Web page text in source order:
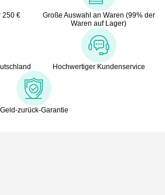
250 €
Große Auswahl an Waren (99% der
Waren auf Lager)
Hochwertiger Kundenservice
Geld-zurück-Garantie